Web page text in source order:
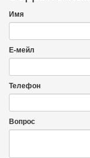
Имя
Е-мейл
Телефон
Вопрос